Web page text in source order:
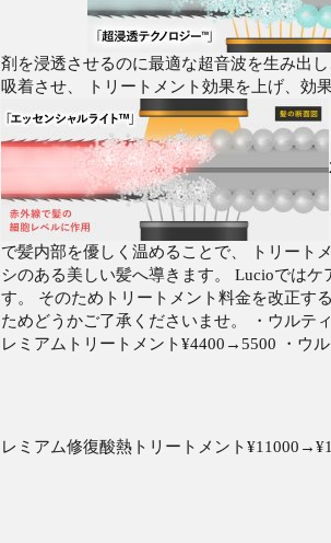
剤を浸透させるのに最適な超音波を生み出
吸着させ、 トリートメント効果を上げ、効
で髪内部を優しく温めることで、 トリート
シのある美しい髪へ導きます。 Lucioでは
す。 そのためトリートメント料金を改正す
ためどうかご了承くださいませ。 ・ウルテ
レミアムトリートメント¥4400→5500 ・ウ
レミアム修復酸熱トリートメント